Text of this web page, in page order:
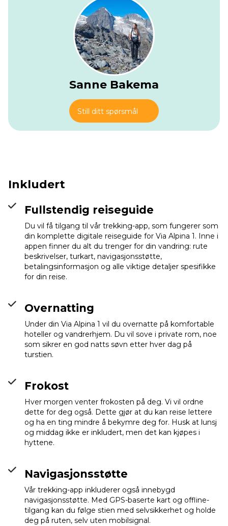
Når du er i Mürren, vil du begynne din vandring gjennom
grønne alpeenger opp til Rotstockhütte, et perfekt sted å
hvile og ta en matbit før den bratte stigningen til
Sefinenfurgge-passet. Utsikten fra passet er spektakulær,
med dramatiske panoramaer over Sefinen- og Kien-dalene
og omkringliggende topper. Tidlig på sommeren kan det
fortsatt være snø på toppen. Etter passet leder en lang
nedstigning gjennom steinete terreng og ur ned i dalen,
hvor den siste strekningen tar deg til Griesalp.
Sørg for å ankomme Naturfreunde Haus Gorneren
før kl. 18:00. Middagen serveres tidlig, og sene
ankomster kan gå glipp av kveldsmåltidet. Å ta gondolen
Gorneren (Griesalp)
Sanne Bakema
Still ditt spørsmål
Inkludert
Fullstendig reiseguide
Du vil få tilgang til vår trekking-app, som fungerer som
din komplette digitale reiseguide for Via Alpina 1. Inne i
appen finner du alt du trenger for din vandring: rute
beskrivelser, turkart, navigasjonsstøtte,
betalingsinformasjon og alle viktige detaljer spesifikke
for din reise.
Overnatting
Under din Via Alpina 1 vil du overnatte på komfortable
hoteller og vandrerhjem. Du vil sove i private rom, noe
som sikrer en god natts søvn etter hver dag på
turstien.
Frokost
Hver morgen venter frokosten på deg. Vi vil ordne
dette for deg også. Dette gjør at du kan reise lettere
og ha en ting mindre å bekymre deg for. Husk at lunsj
og middag ikke er inkludert, men det kan kjøpes i
hyttene.
Navigasjonsstøtte
Vår trekking-app inkluderer også innebygd
navigasjonsstøtte. Med GPS-baserte kart og offline-
tilgang kan du følge stien med selvsikkerhet og holde
deg på ruten, selv uten mobilsignal.